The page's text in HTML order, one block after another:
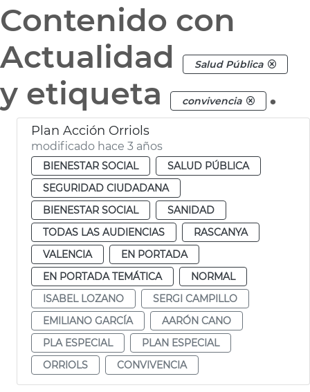
Contenido con
Actualidad
Salud Pública
y etiqueta convivencia .
Plan Acción Orriols
modificado hace 3 años
BIENESTAR SOCIAL
SALUD PÚBLICA
SEGURIDAD CIUDADANA
BIENESTAR SOCIAL
SANIDAD
TODAS LAS AUDIENCIAS
RASCANYA
VALENCIA
EN PORTADA
EN PORTADA TEMÁTICA
NORMAL
ISABEL LOZANO
SERGI CAMPILLO
EMILIANO GARCÍA
AARÓN CANO
PLA ESPECIAL
PLAN ESPECIAL
ORRIOLS
CONVIVENCIA